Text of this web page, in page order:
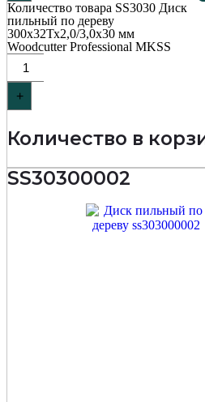
Количество товара SS3030 Диск
пильный по дереву
300х32Тх2,0/3,0х30 мм
Woodcutter Professional MKSS
+
Количество в
SS30300002